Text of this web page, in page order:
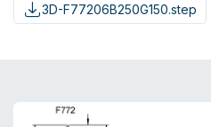
3D-F77206B250G150.step